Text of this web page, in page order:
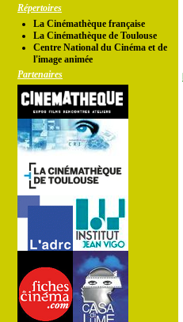
Répertoires
La Cinémathèque française
La Cinémathèque de Toulouse
Centre National du Cinéma et de
l'image animée
Partenaires